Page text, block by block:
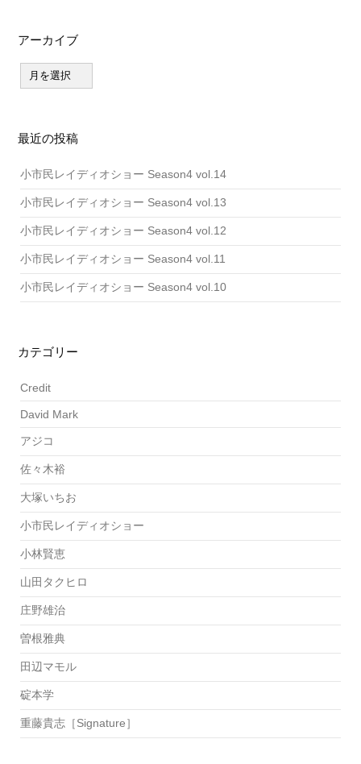
アーカイブ
ー
最近の投稿
小市民レイディオショー Season4 vol.14
小市民レイディオショー Season4 vol.13
小市民レイディオショー Season4 vol.12
小市民レイディオショー Season4 vol.11
小市民レイディオショー Season4 vol.10
カテゴリー
Credit
David Mark
アジコ
佐々木裕
大塚いちお
小市民レイディオショー
小林賢恵
山田タクヒロ
庄野雄治
曽根雅典
田辺マモル
碇本学
重藤貴志［Signature］